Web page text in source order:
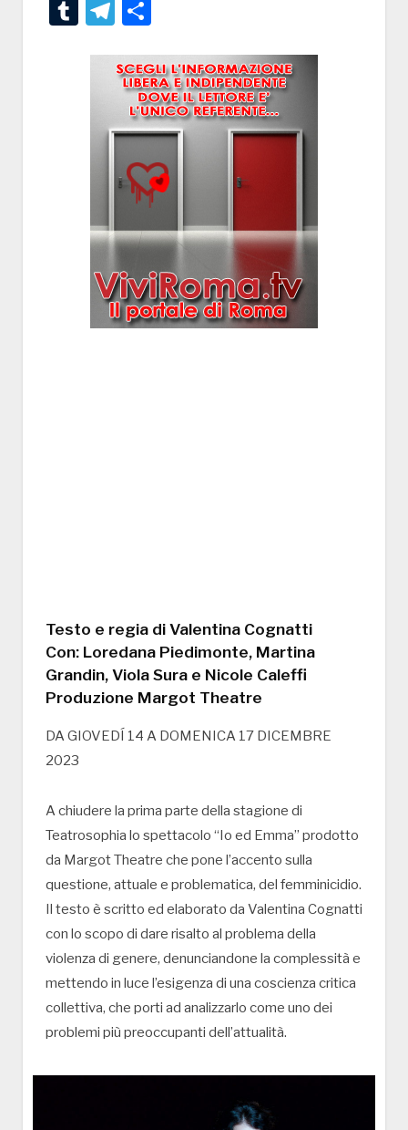
TumblrTelegram
Testo e regia di Valentina Cognatti
Con: Loredana Piedimonte, Martina
Grandin, Viola Sura e Nicole Caleffi
Produzione Margot Theatre
DA GIOVEDÍ 14 A DOMENICA 17 DICEMBRE
2023
A chiudere la prima parte della stagione di
Teatrosophia lo spettacolo “Io ed Emma” prodotto
da Margot Theatre che pone l’accento sulla
questione, attuale e problematica, del femminicidio.
Il testo è scritto ed elaborato da Valentina Cognatti
con lo scopo di dare risalto al problema della
violenza di genere, denunciandone la complessità e
mettendo in luce l’esigenza di una coscienza critica
collettiva, che porti ad analizzarlo come uno dei
problemi più preoccupanti dell’attualità.